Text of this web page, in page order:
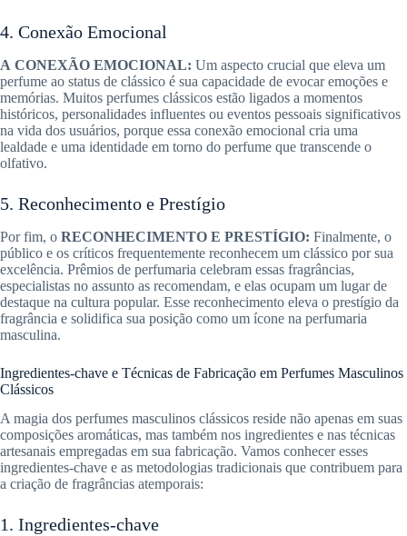
4. Conexão Emocional
A CONEXÃO EMOCIONAL: Um aspecto crucial que eleva um
perfume ao status de clássico é sua capacidade de evocar emoções e
memórias. Muitos perfumes clássicos estão ligados a momentos
históricos, personalidades influentes ou eventos pessoais significativos
na vida dos usuários, porque essa conexão emocional cria uma
lealdade e uma identidade em torno do perfume que transcende o
olfativo.
5. Reconhecimento e Prestígio
Por fim, o RECONHECIMENTO E PRESTÍGIO: Finalmente, o
público e os críticos frequentemente reconhecem um clássico por sua
excelência. Prêmios de perfumaria celebram essas fragrâncias,
especialistas no assunto as recomendam, e elas ocupam um lugar de
destaque na cultura popular. Esse reconhecimento eleva o prestígio da
fragrância e solidifica sua posição como um ícone na perfumaria
masculina.
Ingredientes-chave e Técnicas de Fabricação em Perfumes Masculinos
Clássicos
A magia dos perfumes masculinos clássicos reside não apenas em suas
composições aromáticas, mas também nos ingredientes e nas técnicas
artesanais empregadas em sua fabricação. Vamos conhecer esses
ingredientes-chave e as metodologias tradicionais que contribuem para
a criação de fragrâncias atemporais:
1. Ingredientes-chave